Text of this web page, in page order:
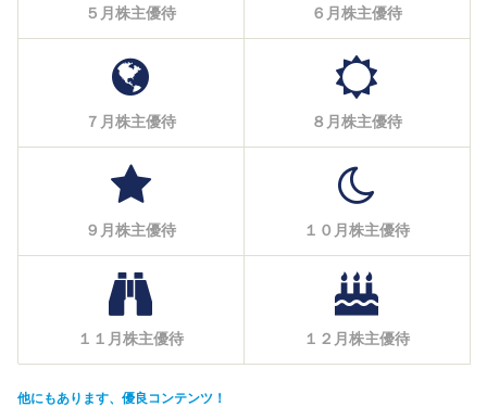
５月株主優待 ６月株主優待
７月株主優待 ８月株主優待
９月株主優待 １０月株主優待
１１月株主優待 １２月株主優待
他にもあります、優良コンテンツ！